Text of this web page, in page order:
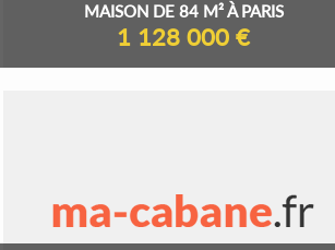
MAISON DE 84 M² À PARIS
1 128 000 €